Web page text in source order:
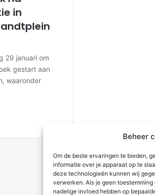
Beheer
Om de beste ervaringen te bieden,
informatie over je apparaat op te
deze technologieën kunnen wij
verwerken. Als je geen
nadelige invloed hebben op
in
29 januari om
gestart aan
waaronder